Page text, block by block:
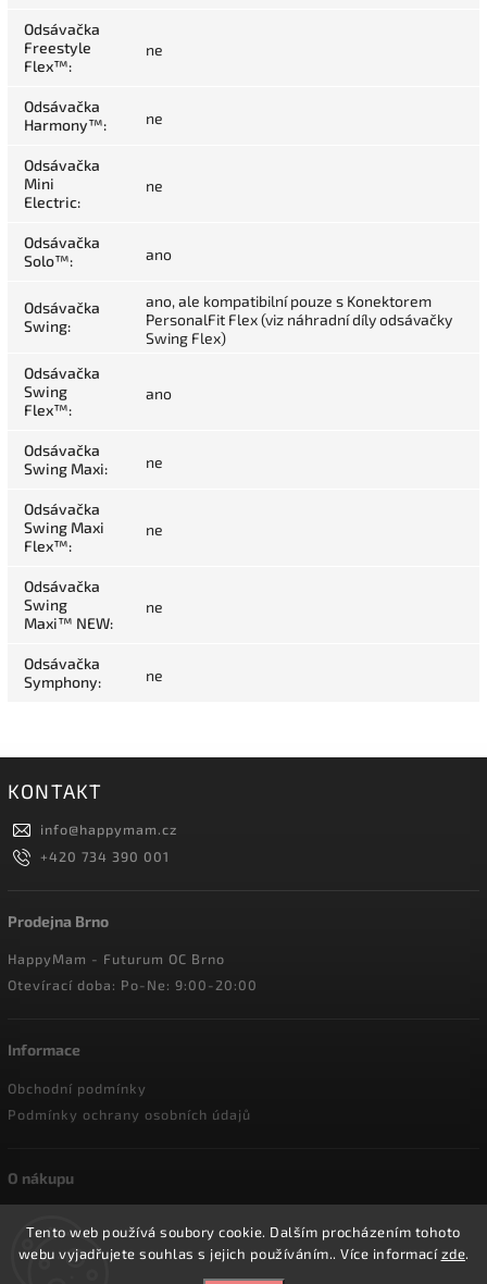
Tento web používá soubory cookie. Dalším procházením tohoto
webu vyjadřujete souhlas s jejich používáním.. Více informacízde.
Odsávačka
Freestyle
Flex™:
ne
Odsávačka
Harmony™: ne
Odsávačka
Mini
Electric:
ne
Odsávačka
Solo™: ano
Odsávačka
Swing:
ano, ale kompatibilní pouze s Konektorem
PersonalFit Flex (viz náhradní díly odsávačky
Swing Flex)
Odsávačka
Swing
Flex™:
ano
Odsávačka
Swing Maxi: ne
Odsávačka
Swing Maxi
Flex™:
ne
Odsávačka
Swing
Maxi™ NEW:
ne
Odsávačka
Symphony: ne
KONTAKT
info@happymam.cz
+420 734 390 001
Prodejna Brno
HappyMam - Futurum OC Brno
Otevírací doba: Po-Ne: 9:00-20:00
Informace
Obchodní podmínky
Podmínky ochrany osobních údajů
O nákupu
Reklamace a vrácení zboží